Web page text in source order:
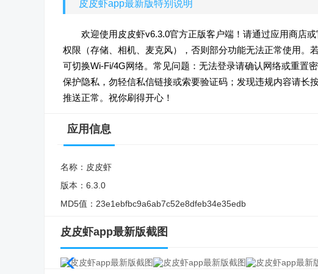
皮皮虾app最新版特别说明
欢迎使用皮皮虾v6.3.0官方正版客户端！请通过应用商店
权限（存储、相机、麦克风），否则部分功能无法正常使用。
可切换Wi-Fi/4G网络。常见问题：无法登录请确认网络或重置
保护隐私，勿轻信私信链接或索要验证码；发现违规内容请长
推送正常。祝你刷得开心！
应用信息
名称： 皮皮虾
版本： 6.3.0
MD5值： 23e1ebfbc9a6ab7c52e8dfeb34e35edb
皮皮虾app最新版截图